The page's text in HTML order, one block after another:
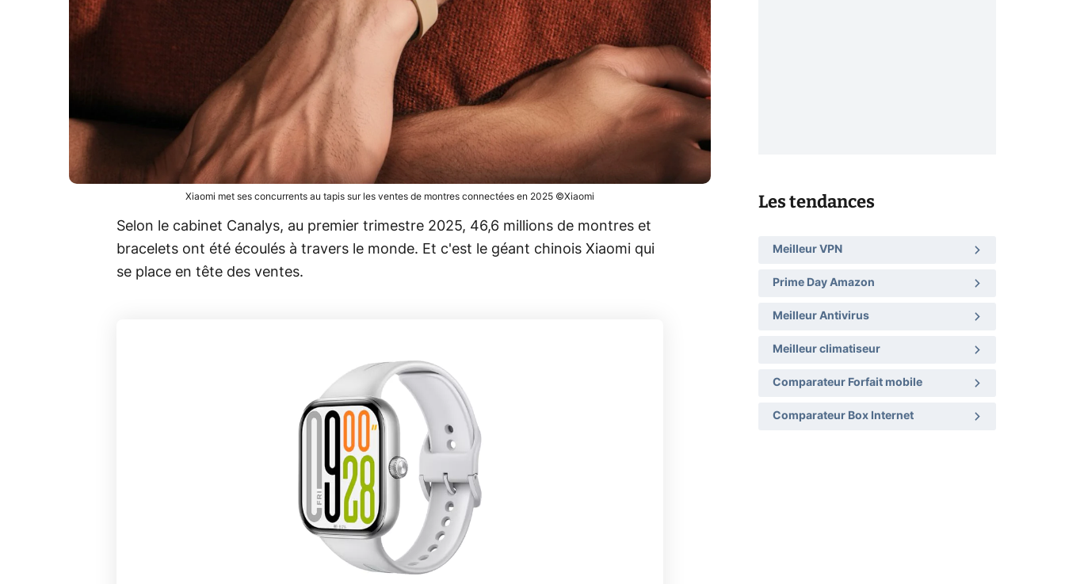
Xiaomi met ses concurrents au tapis sur les ventes de montres connectées en 2025 ©Xiaomi
Selon le cabinet Canalys, au premier trimestre 2025, 46,6 millions de montres et
bracelets ont été écoulés à travers le monde. Et c'est le géant chinois Xiaomi qui
se place en tête des ventes.
Les tendances
Meilleur VPN
Prime Day Amazon
Meilleur Antivirus
Meilleur climatiseur
Comparateur Forfait mobile
Comparateur Box Internet